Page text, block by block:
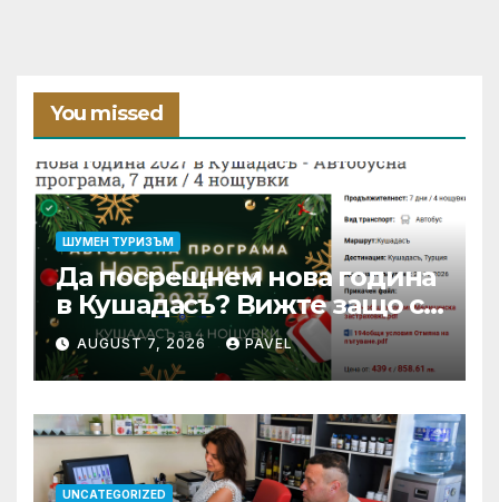
You missed
ШУМЕН ТУРИЗЪМ
Да посрещнем нова година
в Кушадасъ? Вижте защо си
заслужава …
AUGUST 7, 2026 PAVEL
UNCATEGORIZED